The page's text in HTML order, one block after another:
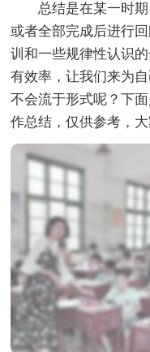
总结是在某一时期
或者全部完成后进行
训和一些规律性认识
有效率，让我们来为
不会流于形式呢？下
作总结，仅供参考，大